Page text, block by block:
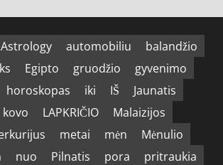
Astrology automobiliu
balandžio
Egipto gruodžio
gyvenimo
horoskopas iki IŠ
Jaunatis
kovo LAPKRIČIO
Malaizijos
metai mėn
Mėnulio
nuo Pilnatis pora
pritraukia